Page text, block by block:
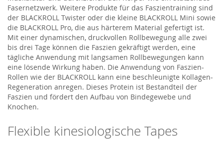
Fasernetzwerk. Weitere Produkte für das Faszientraining sind
der BLACKROLL Twister oder die kleine BLACKROLL Mini sowie
die BLACKROLL Pro, die aus härterem Material gefertigt ist.
Mit einer dynamischen, druckvollen Rollbewegung alle zwei
bis drei Tage können die Faszien gekräftigt werden, eine
tägliche Anwendung mit langsamen Rollbewegungen kann
eine lösende Wirkung haben. Die Anwendung von Faszien-
Rollen wie der BLACKROLL kann eine beschleunigte Kollagen-
Regeneration anregen. Dieses Protein ist Bestandteil der
Faszien und fördert den Aufbau von Bindegewebe und
Knochen.
Flexible kinesiologische Tapes